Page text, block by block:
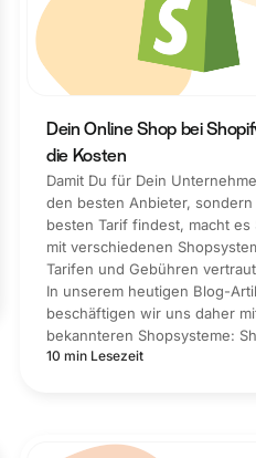
Dein Online Shop bei
die Kosten
Damit Du für Dein
den besten Anbieter, sondern
besten Tarif findest, macht es
mit verschiedenen
Tarifen und Gebühren
In unserem heutigen Blog-
beschäftigen wir uns daher
bekannteren Shopsysteme:
10 min Lesezeit